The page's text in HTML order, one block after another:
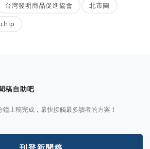
台灣發明商品促進協會 北市圖
稿自助吧
上稿完成，最快接觸最多讀者的方案！